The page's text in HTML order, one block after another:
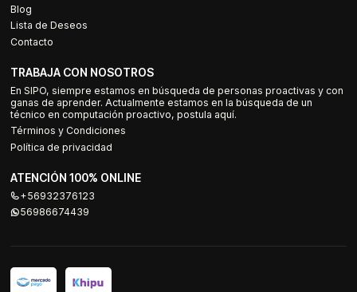
Blog
Lista de Deseos
Contacto
TRABAJA CON NOSOTROS
En SIPO, siempre estamos en búsqueda de personas proactivas y con
ganas de aprender. Actualmente estamos en la búsqueda de un
técnico en computación proactivo, postula aquí.
Términos y Condiciones
Política de privacidad
ATENCIÓN 100% ONLINE
+56932376123
56986674439